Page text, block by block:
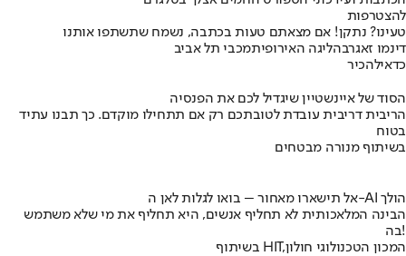
להצטרפות
טעינו? נתקן! אם מצאתם טעות בכתבה, נשמח שתשתפו אותנו
דינמו זאגרבהליגה האירופיתמכבי תל אביב
כדאילהכיר
הסוד של איינשטיין שיגדיל לכם את הפנסיה
הריבית דריבית עובדת לטובתכם רק אם תתחילו מוקדם. כך תבנו עתיד
בטוח
בשיתוף מנורה מבטחים
אל תישארו מאחור – בואו לגלות לאן ה-AI הולך
הבינה המלאכותית לא תחליף אנשים, היא תחליף את מי שלא משתמש
בה!
בשיתוף HIT,המכון הטכנולוגי חולון